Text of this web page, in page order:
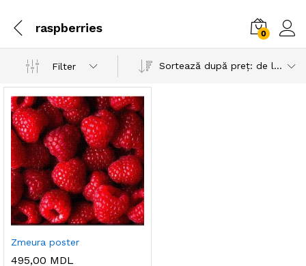
raspberries 0
Filter Sortează după preț: de la mic la mare
Zmeura poster
495,00 MDL